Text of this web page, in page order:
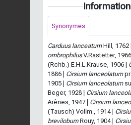
Synonymes
Carduus lanceatumHill, 1762 |
ombrophilusV.Rastetter,
(Rchb.) E.H.L.Krause, 1906 |
1886 | Cirsium lanceolatum
1905 | Cirsium lanceolatum
Beger, 1928 | Cirsium
Arènes, 1947 | Cirsium
(Tausch) Vollm., 1914 |
brevilobumRouy, 1904 |